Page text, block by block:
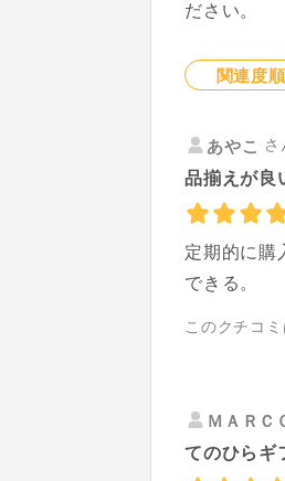
ださい。
関連度順
あやこ
品揃えが良
定期的に購
できる。
このクチコ
ＭＡＲＣ
てのひらギ